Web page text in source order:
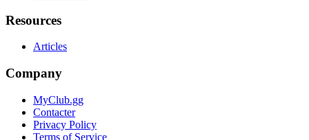
Resources
Articles
Company
MyClub.gg
Contacter
Privacy Policy
Terms of Service